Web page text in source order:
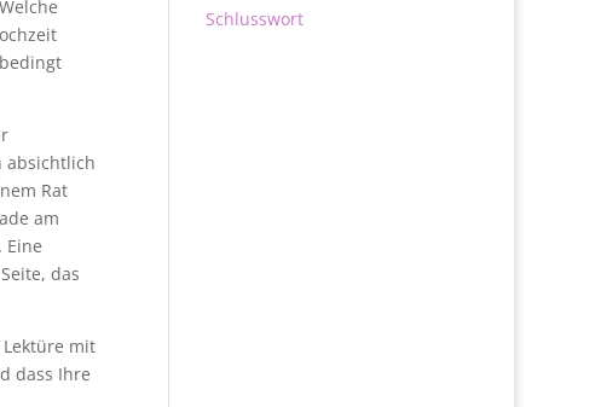
absichtlich
Rat
am
Eine
das
mit
dass Ihre
Schlusswort